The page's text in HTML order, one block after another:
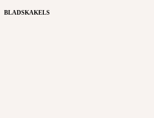
BLADSKAKELS